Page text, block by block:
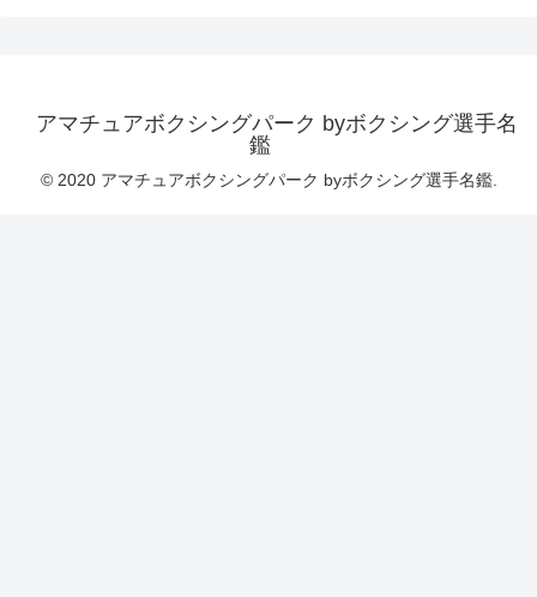
アマチュアボクシングパーク byボクシング選手名
鑑
© 2020 アマチュアボクシングパーク byボクシング選手名鑑.